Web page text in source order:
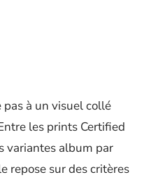
à un visuel collé
les prints Certified
variantes album par
repose sur des critères